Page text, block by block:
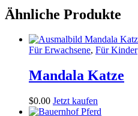
Ähnliche Produkte
Für Erwachsene, Für Kinder
Mandala Katze
$0.00 Jetzt kaufen